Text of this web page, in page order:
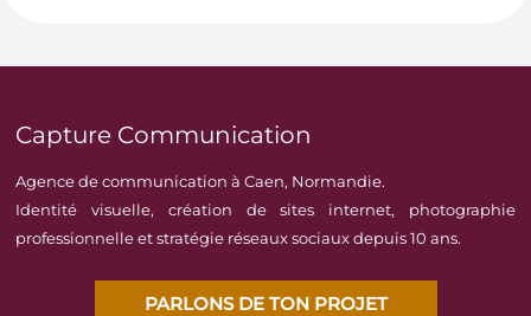
Capture Communication
Agence de communication à Caen, Normandie.
Identité visuelle, création de sites internet, photographie
professionnelle et stratégie réseaux sociaux depuis 10 ans.
PARLONS DE TON PROJET